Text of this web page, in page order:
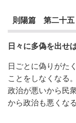
則陽篇 第二十五
日々に多偽を出せ
日ごとに偽りがた
ことをしなくなる。
政治が悪いから民
から政治も悪くな